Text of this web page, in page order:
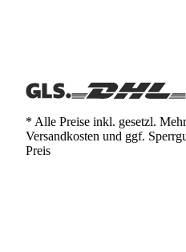
* Alle Preise inkl. gesetzl.
Versandkosten und ggf.
Preis